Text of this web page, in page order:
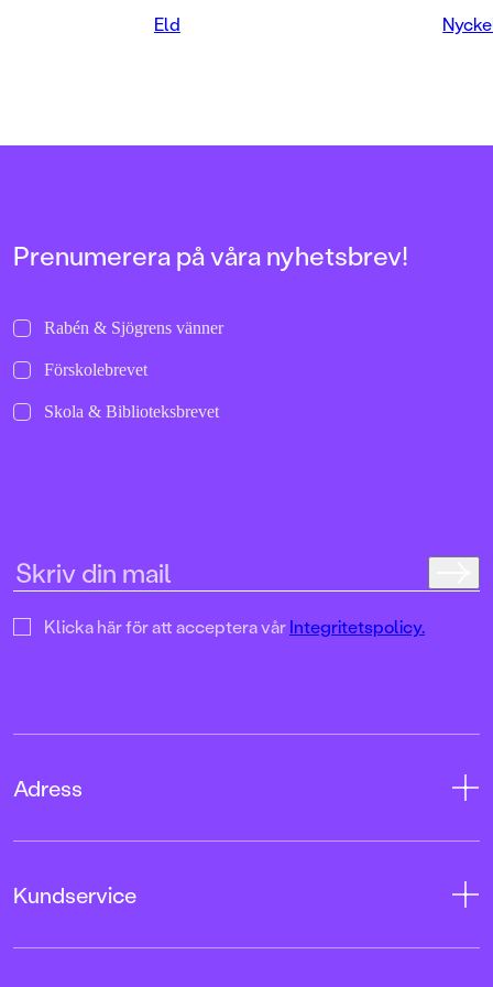
Eld
Prenumerera på våra nyhetsbrev!
Rabén & Sjögrens vänner
Förskolebrevet
Skola & Biblioteksbrevet
Klicka här för att acceptera vårIntegritetspolicy.
Adress
Kundservice